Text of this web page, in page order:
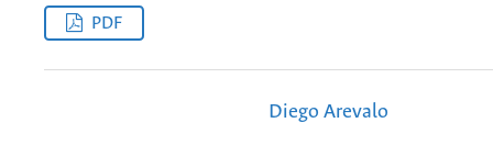
PDF
Diego Arevalo